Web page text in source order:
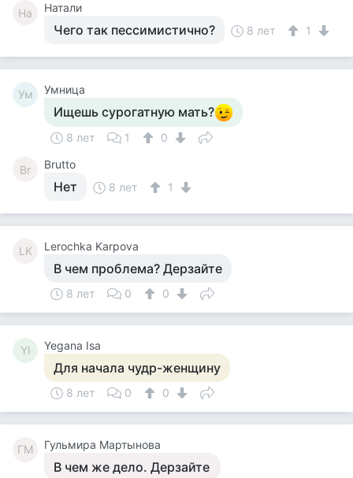
На Натали
Чего так пессимистично? 8 лет 1
Ум Умница
Ищешь сурогатную мать?
8 лет 1 0
Br Brutto
Нет 8 лет 1
LK Lerochka Karpova
В чем проблема? Дерзайте
8 лет 0 0
YI Yegana Isa
Для начала чудр-женщину
8 лет 0 0
ГМ Гульмира Мартынова
В чем же дело. Дерзайте